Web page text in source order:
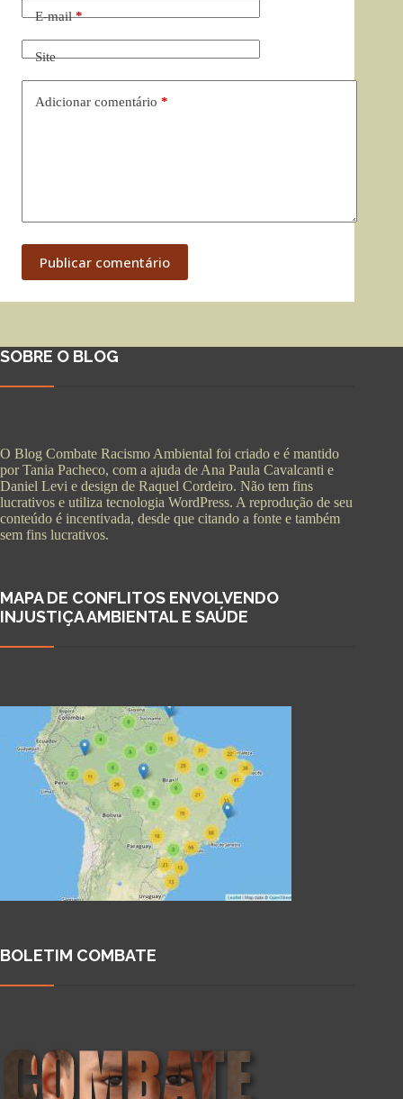
E-mail*
Site
Adicionar comentário *
Publicar comentário
SOBRE O BLOG
O Blog Combate Racismo Ambiental foi criado e é mantido
por Tania Pacheco, com a ajuda de Ana Paula Cavalcanti e
Daniel Levi e design de Raquel Cordeiro. Não tem fins
lucrativos e utiliza tecnologia WordPress. A reprodução de seu
conteúdo é incentivada, desde que citando a fonte e também
sem fins lucrativos.
MAPA DE CONFLITOS ENVOLVENDO
INJUSTIÇA AMBIENTAL E SAÚDE
BOLETIM COMBATE